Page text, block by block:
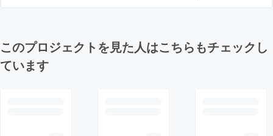
このプロジェクトを見た人はこちらもチェックし
ています